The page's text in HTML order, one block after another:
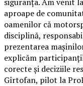
aproape de
oamenilor că
disciplină,
prezentarea
explicăm
corecte și deciziile
Gîrtofan, pilot la